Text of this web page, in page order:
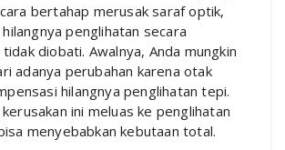
bertahap merusak saraf optik,
penglihatan secara
diobati. Awalnya, Anda mungkin
adanya perubahan karena otak
hilangnya penglihatan tepi.
ini meluas ke penglihatan
menyebabkan kebutaan total.